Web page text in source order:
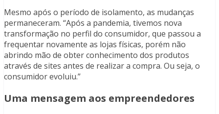
Mesmo após o período de isolamento, as mudanças
permaneceram. “Após a pandemia, tivemos nova
transformação no perfil do consumidor, que passou a
frequentar novamente as lojas físicas, porém não
abrindo mão de obter conhecimento dos produtos
através de sites antes de realizar a compra. Ou seja, o
consumidor evoluiu.”
Uma mensagem aos empreendedores